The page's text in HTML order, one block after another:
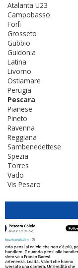
Atalanta U23
Campobasso
Forlì
Grosseto
Gubbio
Guidonia
Latina
Livorno
Ostiamare
Perugia
Pescara
Pianese
Pineto
Ravenna
Reggiana
Sambenedettese
Spezia
Torres
Vado
Vis Pesaro